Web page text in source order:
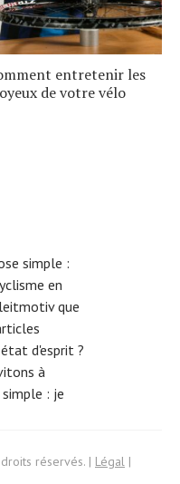
entretenir les
de votre vélo
simple :
en
que
d'esprit ?
à
: je
réservés. | Légal |